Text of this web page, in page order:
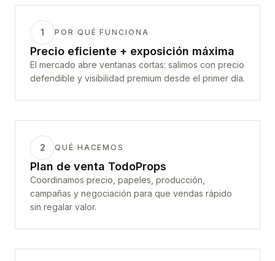
1 POR QUÉ FUNCIONA
Precio eficiente + exposición máxima
El mercado abre ventanas cortas: salimos con precio
defendible y visibilidad premium desde el primer día.
2 QUÉ HACEMOS
Plan de venta TodoProps
Coordinamos precio, papeles, producción,
campañas y negociación para que vendas rápido
sin regalar valor.